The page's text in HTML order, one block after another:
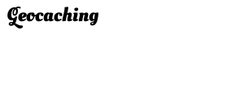
Geocaching